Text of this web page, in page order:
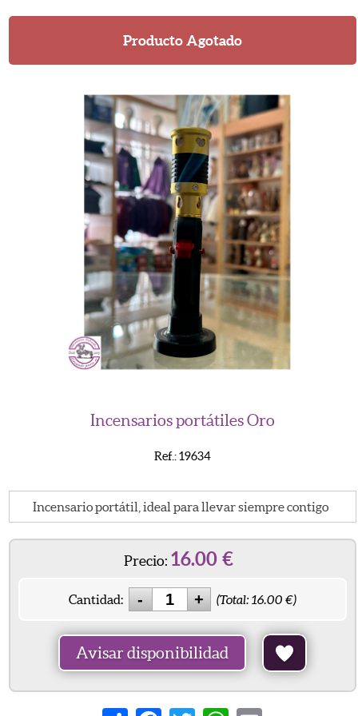
Producto Agotado
Incensarios portátiles Oro
Ref.: 19634
Incensario portátil, ideal para llevar siempre contigo
Precio: 16.00€
Cantidad: (Total:16.00 €)
Avisar disponibilidad